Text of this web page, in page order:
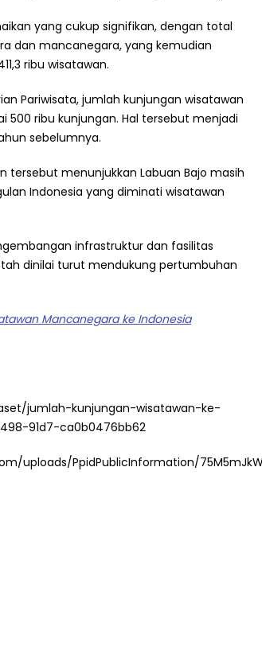
yang cukup signifikan, dengan total
dan mancanegara, yang kemudian
ribu wisatawan.
Pariwisata, jumlah kunjungan wisatawan
500 ribu kunjungan. Hal tersebut menjadi
sebelumnya.
tersebut menunjukkan Labuan Bajo masih
Indonesia yang diminati wisatawan
infrastruktur dan fasilitas
dinilai turut mendukung pertumbuhan
Mancanegara ke Indonesia
jumlah-kunjungan-wisatawan-ke-
91d7-ca0b0476bb62
PpidPublicInformation/